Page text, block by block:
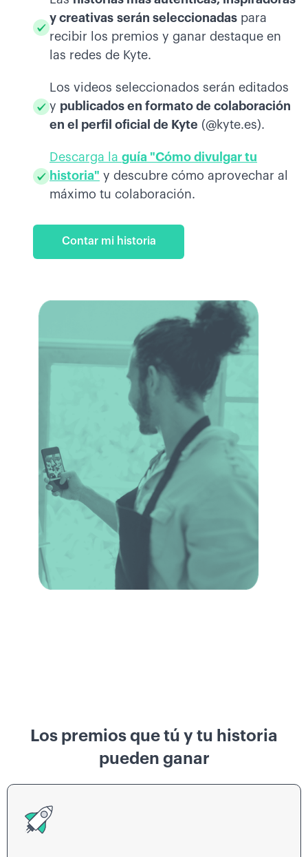
y creativas serán seleccionadas para
recibir los premios y ganar destaque en
las redes de Kyte.
Los videos seleccionados serán editados
y publicados en formato de colaboración
en el perfil oficial de Kyte (@kyte.es).
Descarga la guía "Cómo divulgar tu
historia" y descubre cómo aprovechar al
máximo tu colaboración.
Contar mi historia
Los premios que tú y tu historia
pueden ganar